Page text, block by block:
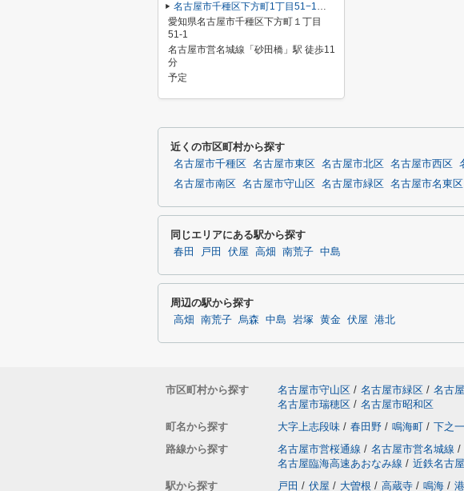
名古屋市千種区下方町1丁目51−1【仲介手数料無料】新築一戸建て 2号棟
愛知県名古屋市千種区下方町１丁目
51-1
名古屋市営名城線「砂田橋」駅 徒歩11
分
予定
近くの市区町村から探す
名古屋市千種区 名古屋市東区 名古屋市北区 名古屋市西区
名古屋市南区
名古屋市守山区 名古屋市緑区 名古屋市名東区
同じエリアにある駅から探す
春田 戸田 伏屋 高畑 南荒子 中島
周辺の駅から探す
高畑 南荒子 烏森 中島 岩塚 黄金 伏屋 港北
市区町村から探す 名古屋市守山区 / 名古屋市緑区 / 名古
名古屋市瑞穂区 / 名古屋市昭和区
町名から探す
大字上志段味 / 春田野 / 鳴海町 / 下之
路線から探す
名古屋市営桜通線 / 名古屋市営名城線 /
名古屋臨海高速あおなみ線 / 近鉄名古
駅から探す
戸田 / 伏屋 / 大曽根 / 高蔵寺 / 鳴海 /